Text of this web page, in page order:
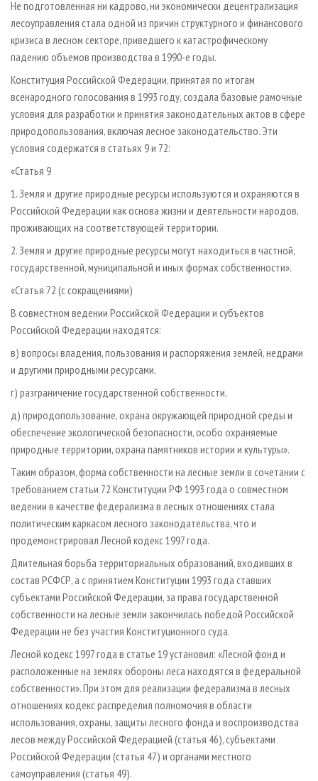
Не подготовленная ни кадрово, ни экономически децентрализация
лесоуправления стала одной из причин структурного и финансового
кризиса в лесном секторе, приведшего к катастрофическому
падению объемов производства в 1990-е годы.
Конституция Российской Федерации, принятая по итогам
всенародного голосования в 1993 году, создала базовые рамочные
условия для разработки и принятия законодательных актов в сфере
природопользования, включая лесное законодательство. Эти
условия содержатся в статьях 9 и 72:
«Статья 9
1. Земля и другие природные ресурсы используются и охраняются в
Российской Федерации как основа жизни и деятельности народов,
проживающих на соответствующей территории.
2. Земля и другие природные ресурсы могут находиться в частной,
государственной, муниципальной и иных формах собственности».
«Статья 72 (с сокращениями)
В совместном ведении Российской Федерации и субъектов
Российской Федерации находятся:
в) вопросы владения, пользования и распоряжения землей, недрами
и другими природными ресурсами,
г) разграничение государственной собственности,
д) природопользование, охрана окружающей природной среды и
обеспечение экологической безопасности, особо охраняемые
природные территории, охрана памятников истории и культуры».
Таким образом, форма собственности на лесные земли в сочетании с
требованием статьи 72 Конституции РФ 1993 года о совместном
ведении в качестве федерализма в лесных отношениях стала
политическим каркасом лесного законодательства, что и
продемонстрировал Лесной кодекс 1997 года.
Длительная борьба территориальных образований, входивших в
состав РСФСР, а с принятием Конституции 1993 года ставших
субъектами Российской Федерации, за права государственной
собственности на лесные земли закончилась победой Российской
Федерации не без участия Конституционного суда.
Лесной кодекс 1997 года в статье 19 установил: «Лесной фонд и
расположенные на землях обороны леса находятся в федеральной
собственности». При этом для реализации федерализма в лесных
отношениях кодекс распределил полномочия в области
использования, охраны, защиты лесного фонда и воспроизводства
лесов между Российской Федерацией (статья 46), субъектами
Российской Федерации (статья 47) и органами местного
самоуправления (статья 49).